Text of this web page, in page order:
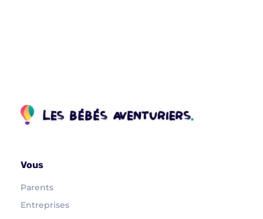
Vous
Parents
Entreprises